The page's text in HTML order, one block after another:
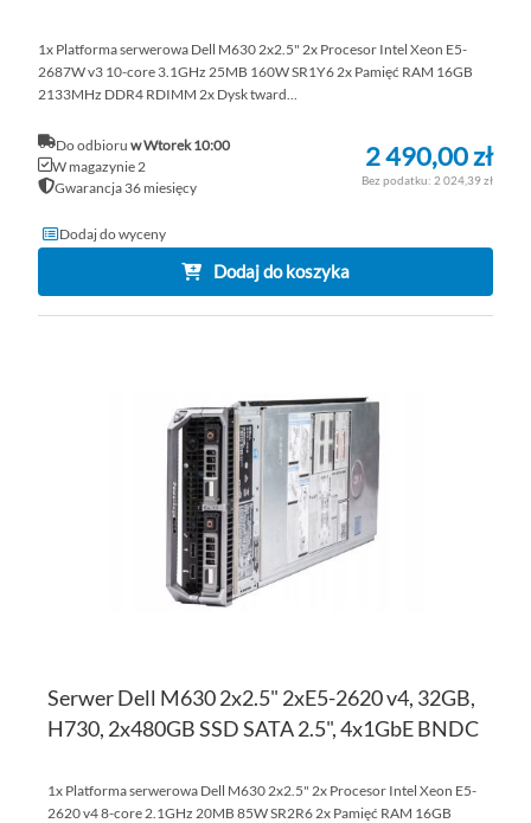
1x Platforma serwerowa Dell M630 2x2.5" 2x Procesor Intel Xeon E5-
2687W v3 10-core 3.1GHz 25MB 160W SR1Y6 2x Pamięć RAM 16GB
2133MHz DDR4 RDIMM 2x Dysk tward...
Do odbioru w Wtorek 10:00
W magazynie 2
Gwarancja 36 miesięcy
2 490,00 zł
2 024,39 zł
Dodaj do wyceny
Dodaj do koszyka
Serwer Dell M630 2x2.5" 2xE5-2620 v4, 32GB,
H730, 2x480GB SSD SATA 2.5", 4x1GbE BNDC
1x Platforma serwerowa Dell M630 2x2.5" 2x Procesor Intel Xeon E5-
2620 v4 8-core 2.1GHz 20MB 85W SR2R6 2x Pamięć RAM 16GB